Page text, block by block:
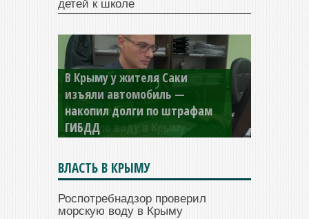
детей к школе
В Крыму у жителя Саки
изъяли автомобиль —
накопил долги по штрафам
ГИБДД
ВЛАСТЬ В КРЫМУ
Роспотребнадзор проверил
морскую воду в Крыму